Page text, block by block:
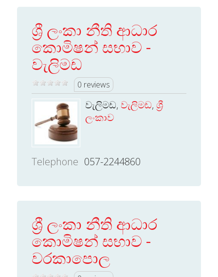
ශ්‍රී ලංකා නීති ආධාර
කොමිෂන් සභාව -
වැලිමඩ
0 reviews
වැලිමඩ, වැලිමඩ, ශ්‍රී
ලංකාව
Telephone 057-2244860
ශ්‍රී ලංකා නීති ආධාර
කොමිෂන් සභාව -
වරකාපොල